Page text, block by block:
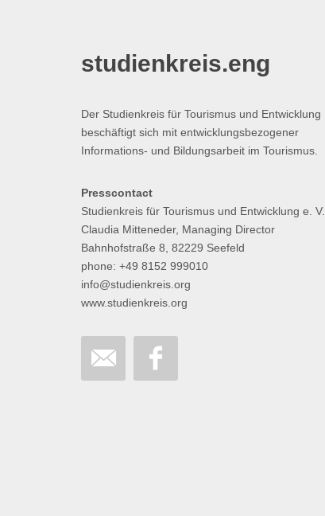
studienkreis.eng
Der Studienkreis für Tourismus und Entwicklung
beschäftigt sich mit entwicklungsbezogener
Informations- und Bildungsarbeit im Tourismus.
Presscontact
Studienkreis für Tourismus und Entwicklung e. V.
Claudia Mitteneder, Managing Director
Bahnhofstraße 8, 82229 Seefeld
phone: +49 8152 999010
info@studienkreis.org
www.studienkreis.org